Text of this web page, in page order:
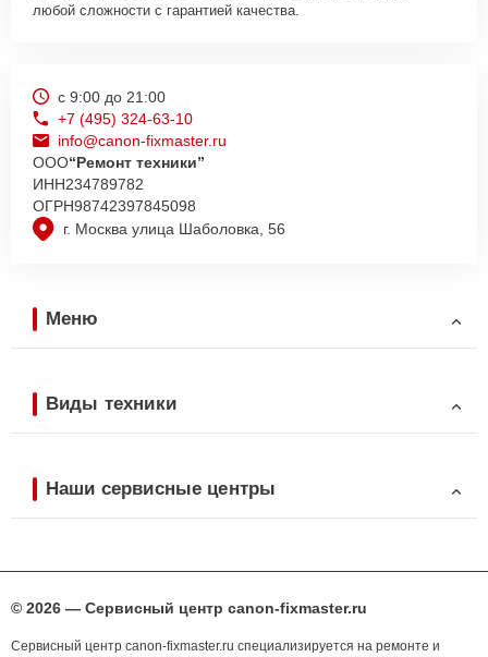
любой сложности с гарантией качества.
г. Москва улица Шаболовка, 56
с 9:00 до 21:00
+7 (495) 324-63-10
info@canon-fixmaster.ru
ООО“Ремонт техники”
ИНН234789782
ОГРН98742397845098
Меню
Виды техники
Наши сервисные центры
© 2026 — Сервисный центр canon-fixmaster.ru
Сервисный центр canon-fixmaster.ru специализируется на ремонте и